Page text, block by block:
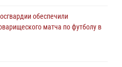
связанная с пропагандой
обеспечили
матча по футболу в